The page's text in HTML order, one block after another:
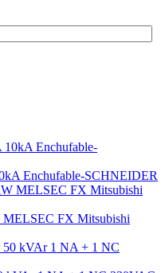
Enchufable-SCHNEIDER
FX Mitsubishi